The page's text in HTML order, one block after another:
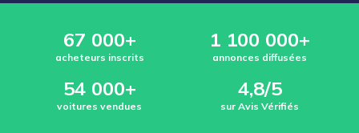
67 000+
acheteurs inscrits
1 100 000+
annonces diffusées
54 000+
voitures vendues
4,8/5
sur Avis Vérifiés